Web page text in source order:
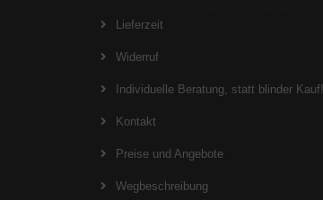
Lieferzeit
Widerruf
Individuelle Beratung, statt blinder Kauf!
Kontakt
Preise und Angebote
Wegbeschreibung